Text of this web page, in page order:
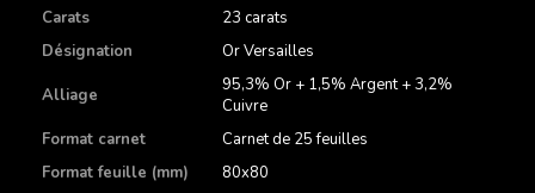
Carats
23 carats
Désignation
Or Versailles
Alliage
95,3% Or + 1,5% Argent + 3,2%
Cuivre
Format carnet
Carnet de 25 feuilles
Format feuille (mm)
80x80